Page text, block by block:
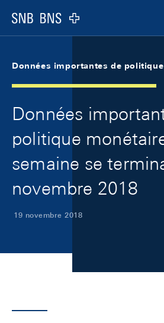
Logo
Données importantes de
Données
politique
semaine se
novembre 2018
19 novembre 2018